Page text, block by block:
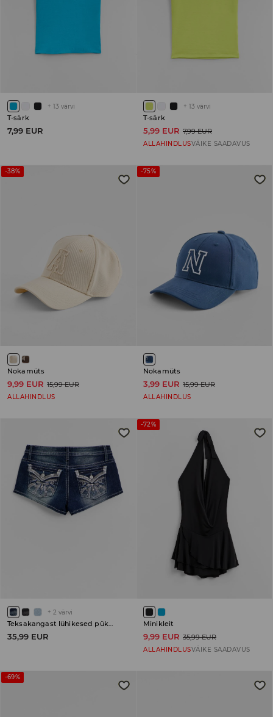
+ 13 värvi
T-särk
7,99 EUR
+ 13 värvi
T-särk
5,99 EUR 7,99 EUR
ALLAHINDLUSVÄIKE SAADAVUS
-38%
Nokamüts
9,99 EUR 15,99 EUR
ALLAHINDLUS
-75%
Nokamüts
3,99 EUR 15,99 EUR
ALLAHINDLUS
+ 2 värvi
Teksakangast lühikesed püksid
35,99 EUR
-72%
Minikleit
9,99 EUR 35,99 EUR
ALLAHINDLUSVÄIKE SAADAVUS
-69%